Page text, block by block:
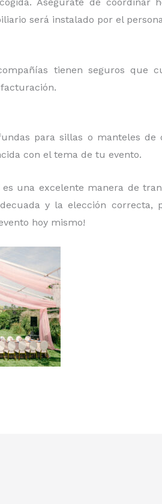
será instalado por el
tienen seguros que
para sillas o manteles de
con el tema de tu evento.
es una excelente manera de
y la elección correcta,
hoy mismo!